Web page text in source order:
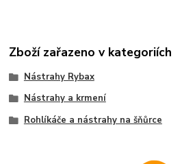
Zboží zařazeno v kategoriích
Nástrahy Rybax
Nástrahy a krmení
Rohlíkáče a nástrahy na šňůrce